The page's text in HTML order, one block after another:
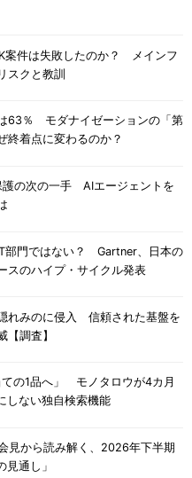
案件は失敗したのか？ メインフ
スクと教訓
63％ モダナイゼーションの「第
終着点に変わるのか？
護の次の一手 AIエージェントを
部門ではない？ Gartner、日本の
スのハイプ・サイクル発表
れみのに侵入 信頼された基盤を
【調査】
ての1品へ」 モノタロウが4カ月
しない独自検索機能
見から読み解く、2026年下半期
見通し」